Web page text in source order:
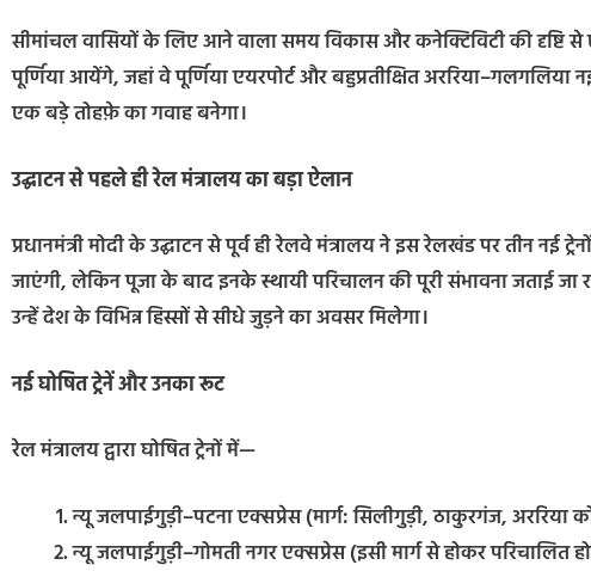
सीमांचल वासियों के लिए आने वाला समय विकास और कनेक्टिविटी की दृष्टि से
पूर्णिया आयेंगे, जहां वे पूर्णिया एयरपोर्ट और बहुप्रतीक्षित
एक बड़े तोहफ़े का गवाह बनेगा।
उद्घाटन से पहले ही रेल मंत्रालय का बड़ा ऐलान
प्रधानमंत्री मोदी के उद्घाटन से पूर्व ही रेलवे मंत्रालय ने इस रेलखंड पर तीन
जाएंगी, लेकिन पूजा के बाद इनके स्थायी परिचालन की पूरी संभावना जताई जा
उन्हें देश के विभिन्न हिस्सों से सीधे जुड़ने का अवसर मिलेगा।
नई घोषित ट्रेनें और उनका रूट
रेल मंत्रालय द्वारा घोषित ट्रेनों में—
न्यू जलपाईगुड़ी–पटना एक्सप्रेस (मार्ग: सिलीगुड़ी, ठाकुरगंज, अररिया
न्यू जलपाईगुड़ी–गोमती नगर एक्सप्रेस (इसी मार्ग से होकर परिचालित